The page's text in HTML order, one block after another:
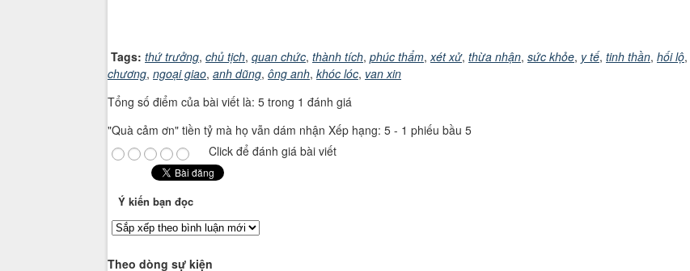
Tags: thứ trưởng, chủ tịch, quan chức, thành tích, phúc thẩm,xét xử, thừa nhận, sức khỏe, y tế, tinh thần, hối lộ,
chương, ngoại giao, anh dũng, ông anh, khóc lóc, van xin
Tổng số điểm của bài viết là: 5 trong 1 đánh giá
"Quà cảm ơn" tiền tỷ mà họ vẫn dám nhận Xếp hạng: 5 - 1 phiếu bầu 5
Click để đánh giá bài viết
Ý kiến bạn đọc
Theo dòng sự kiện